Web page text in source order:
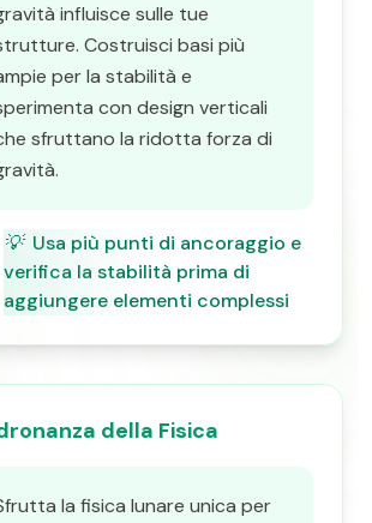
influisce sulle tue
Costruisci basi più
per la stabilità e
con design verticali
sfruttano la ridotta forza di
💡 Usa più punti di ancoraggio e
verifica la stabilità prima di
aggiungere elementi complessi
della Fisica
la fisica lunare unica per